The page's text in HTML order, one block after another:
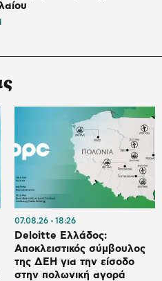
07.08.26 18:26
Deloitte Ελλάδος:
Αποκλειστικός σύμβουλος
της ΔΕΗ για την είσοδο
στην πολωνική αγορά